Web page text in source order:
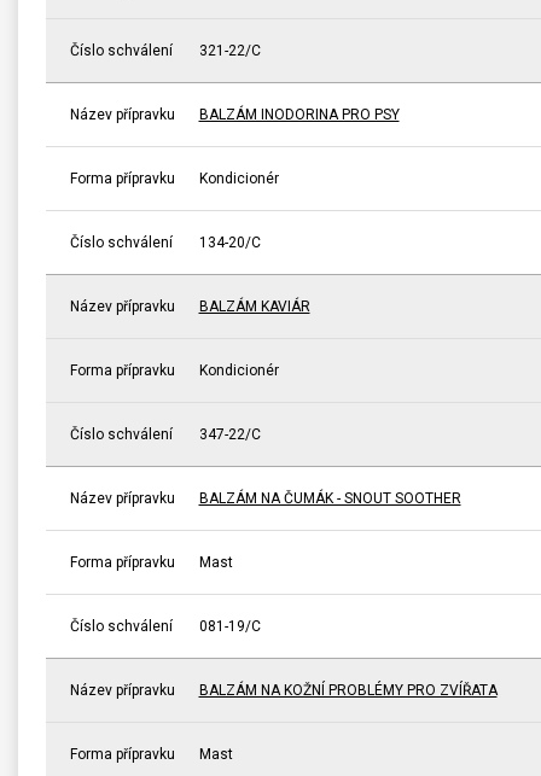
Číslo schválení 321-22/C
Název přípravku BALZÁM INODORINA PRO PSY
Forma přípravku Kondicionér
Číslo schválení 134-20/C
Název přípravku BALZÁM KAVIÁR
Forma přípravku Kondicionér
Číslo schválení 347-22/C
Název přípravku BALZÁM NA ČUMÁK - SNOUT SOOTHER
Forma přípravku Mast
Číslo schválení 081-19/C
Název přípravku BALZÁM NA KOŽNÍ PROBLÉMY PRO ZVÍŘATA
Forma přípravku Mast